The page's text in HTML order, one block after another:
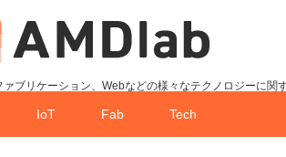
ブリケーション、Webなどの様々なテクノロジーに関
IoT Fab Tech